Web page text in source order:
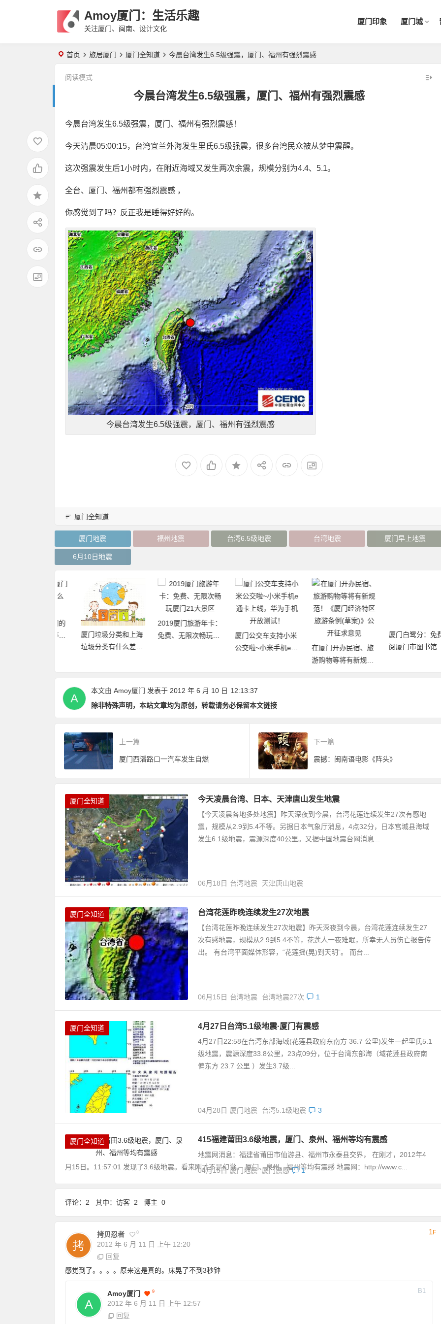
Amoy厦门：生活乐趣
关注厦门、闽南、设计文化
厦门印象 厦门城
首页 旅居厦门 厦门全知道 今晨台湾发生6.5级强震，厦门、福州有强烈震感
今晨台湾发生6.5级强震，厦门、福州有强烈震感
阅读模式
今晨台湾发生6.5级强震，厦门、福州有强烈震感！
今天清晨05:00:15，台湾宜兰外海发生里氏6.5级强震，很多台湾民众被从梦中震醒。
这次强震发生后1小时内，在附近海域又发生两次余震，规模分别为4.4、5.1。
全台、厦门、福州都有强烈震感 ，
你感觉到了吗？反正我是睡得好好的。
今晨台湾发生6.5级强震，厦门、福州有强烈震感
厦门全知道
厦门地震 福州地震 台湾6.5级地震 台湾地震 厦门早上地震
6月10日地震
厦门垃圾分类和上海
垃圾分类有什么差异
2019厦门旅游年卡：
免费、无限次畅玩厦
门21大景区
厦门公交车支持小米
公交啦~小米手机e通
放测试！
在厦门开办民宿、旅
游购物等将有新规
范！《厦门经济特区
厦门白鹭分：免费借
阅厦门市图书馆（含
17个分馆）图书
本文由 Amoy厦门 发表于 2012 年 6 月 10 日 12:13:37
除非特殊声明，本站文章均为原创，转载请务必保留本文链接
上一篇
厦门西潘路口一汽车发生自燃
下一篇
震撼：闽南语电影《阵头》
厦门全知道 今天凌晨台湾、日本、天津唐山发生地震
【今天凌晨各地多处地震】昨天深夜到今晨，台湾花莲连续发生27次有感地
震，规模从2.9到5.4不等。另据日本气象厅消息，4点32分，日本宫城县海域
发生6.1级地震，震源深度40公里。又据中国地震台网消息...
06月18日 台湾地震 天津唐山地震
厦门全知道 台湾花莲昨晚连续发生27次地震
【台湾花莲昨晚连续发生27次地震】昨天深夜到今晨，台湾花莲连续发生27
次有感地震，规模从2.9到5.4不等，花莲人一夜难眠，所幸无人员伤亡报告传
出。 有台湾平面媒体形容，“花莲摇(晃)到天明”。 而台...
06月15日 台湾地震 台湾地震27次 1
厦门全知道 4月27日台湾5.1级地震·厦门有震感
4月27日22:58在台湾东部海域(花莲县政府东南方 36.7 公里)发生一起里氏5.1
级地震，震源深度33.8公里，23点09分，位于台湾东部海（域花莲县政府南
偏东方 23.7 公里 ）发生3.7级...
04月28日 厦门地震 台湾5.1级地震 3
厦门全知道 415福建莆田3.6级地震，厦门、泉州、福州等均有震感
地震网消息：福建省莆田市仙游县、福州市永泰县交界， 在刚才，2012年4
月15日。11:57:01 发现了3.6级地震。看来刚才不是幻觉。 厦门、泉州、福州等均有震感 地震网：http://www.c...
04月15日 厦门地震 厦门震感 1
评论：2 其中：访客 2 博主 0
拷贝忍者 0
2012 年 6 月 11 日 上午 12:20
1F
回复
感觉到了。。。。原来这是真的。床晃了不到3秒钟
Amoy厦门 9
2012 年 6 月 11 日 上午 12:57
B1
回复